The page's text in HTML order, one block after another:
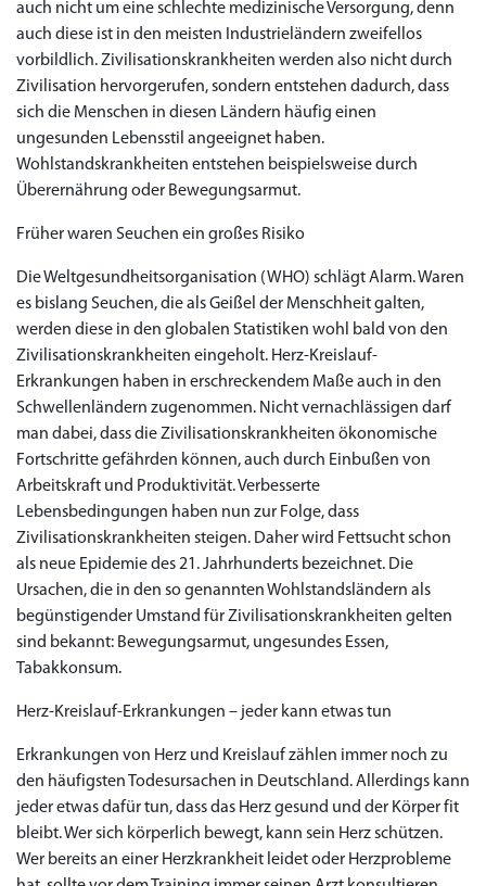
auch nicht um eine schlechte medizinische Versorgung, denn
auch diese ist in den meisten Industrieländern zweifellos
vorbildlich. Zivilisationskrankheiten werden also nicht durch
Zivilisation hervorgerufen, sondern entstehen dadurch, dass
sich die Menschen in diesen Ländern häufig einen
ungesunden Lebensstil angeeignet haben.
Wohlstandskrankheiten entstehen beispielsweise durch
Überernährung oder Bewegungsarmut.
Früher waren Seuchen ein großes Risiko
Die Weltgesundheitsorganisation (WHO) schlägt Alarm. Waren
es bislang Seuchen, die als Geißel der Menschheit galten,
werden diese in den globalen Statistiken wohl bald von den
Zivilisationskrankheiten eingeholt. Herz-Kreislauf-
Erkrankungen haben in erschreckendem Maße auch in den
Schwellenländern zugenommen. Nicht vernachlässigen darf
man dabei, dass die Zivilisationskrankheiten ökonomische
Fortschritte gefährden können, auch durch Einbußen von
Arbeitskraft und Produktivität. Verbesserte
Lebensbedingungen haben nun zur Folge, dass
Zivilisationskrankheiten steigen. Daher wird Fettsucht schon
als neue Epidemie des 21. Jahrhunderts bezeichnet. Die
Ursachen, die in den so genannten Wohlstandsländern als
begünstigender Umstand für Zivilisationskrankheiten gelten
sind bekannt: Bewegungsarmut, ungesundes Essen,
Tabakkonsum.
Herz-Kreislauf-Erkrankungen – jeder kann etwas tun
Erkrankungen von Herz und Kreislauf zählen immer noch zu
den häufigsten Todesursachen in Deutschland. Allerdings kann
jeder etwas dafür tun, dass das Herz gesund und der Körper fit
bleibt. Wer sich körperlich bewegt, kann sein Herz schützen.
Wer bereits an einer Herzkrankheit leidet oder Herzprobleme